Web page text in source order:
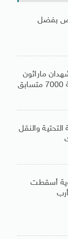
بفضل
ماراثون
والنقل
أسقطت